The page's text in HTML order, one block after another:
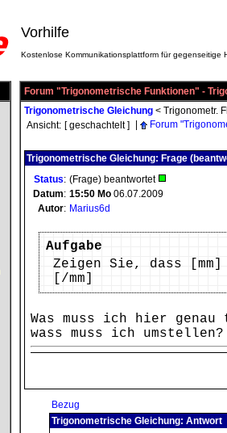
Vorhilfe
Kostenlose Kommunikationsplattform für gegenseitige
Forum "Trigonometrische Funktionen" -
Trigonometrische Gleichung < Trigonometr.
Ansicht: [ geschachtelt ] Forum
Trigonometrische Gleichung: Frage
Status: (Frage) beantwortet
Datum: 15:50 Mo 06.07.2009
Autor: Marius6d
Aufgabe
Zeigen Sie, dass
[/mm]
Was muss ich hier
wass muss ich
Bezug
Trigonometrische Gleichung: Antwort